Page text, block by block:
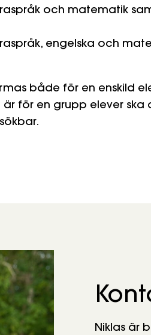
och matematik
engelska och
både för en enskild
för en grupp elever ska
Niklas är